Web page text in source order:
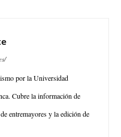
por la Universidad
Cubre la información de
entremayores y la edición de